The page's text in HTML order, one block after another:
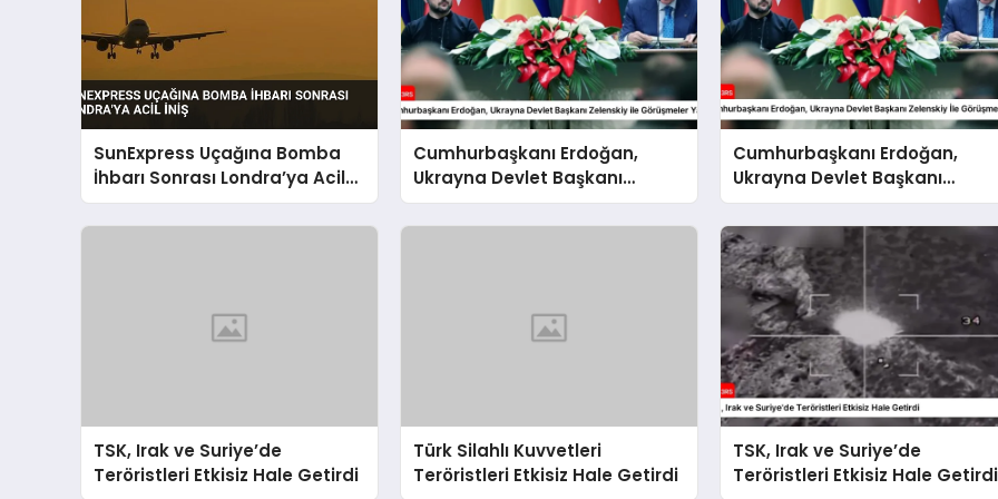
SunExpress Uçağına Bomba
İhbarı Sonrası Londra’ya Acil
İniş
Cumhurbaşkanı Erdoğan,
Ukrayna Devlet Başkanı
Zelenskiy ile Görüşmeler Yaptı
Cumhurbaşkanı Erdoğan,
Ukrayna Devlet Başkanı
Zelenskiy İle Görüşmeler
TSK, Irak ve Suriye’de
Teröristleri Etkisiz Hale Getirdi
Türk Silahlı Kuvvetleri
Teröristleri Etkisiz Hale Getirdi
TSK, Irak ve Suriye’de
Teröristleri Etkisiz Hale Getirdi